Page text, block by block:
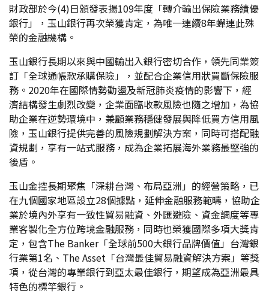
財政部於今(4)日頒發表揚109年度「轉介輸出保險業務績優
銀行」，玉山銀行再次榮獲肯定，為唯一連續8年蟬連此殊
榮的金融機構。
玉山銀行長期以來與中國輸出入銀行密切合作，領先同業簽
訂「全球通帳款承購保險」，並配合企業信用狀買斷保險服
務。2020年在國際情勢動盪及新冠肺炎疫情的影響下，經
濟結構發生劇烈改變，企業面臨收款風險也隨之增加，為協
助企業在逆勢環境中，兼顧業務穩健發展與降低買方信用風
險，玉山銀行提供完善的風險規劃解決方案，同時可搭配融
資規劃，享有一站式服務，成為企業拓展海外業務最堅強的
後盾。
玉山金控長期聚焦「深耕台灣、布局亞洲」的經營策略，已
在九個國家地區設立28個據點，延伸金融服務範疇，協助企
業於境內外享有一致性貿易融資、外匯避險、資金調度等專
業客製化全方位跨境金融服務，同時也榮獲國際多項大獎肯
定，包含The Banker「全球前500大銀行品牌價值」台灣銀
行業第1名、The Asset「台灣最佳貿易融資解決方案」等獎
項，從台灣的專業銀行到亞太最佳銀行，期望成為亞洲最具
特色的標竿銀行。